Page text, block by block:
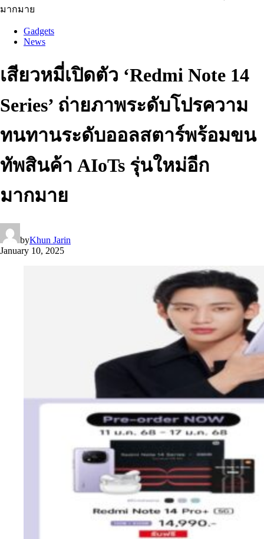
มากมาย
Gadgets
News
เสียวหมี่เปิดตัว ‘Redmi Note 14
Series’ ถ่ายภาพระดับโปรความ
ทนทานระดับออลสตาร์พร้อมขน
ทัพสินค้า AIoTs รุ่นใหม่อีก
มากมาย
byKhun Jarin
January 10, 2025